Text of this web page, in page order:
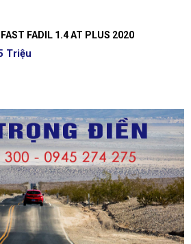
FADIL 1.4 AT PLUS 2020
Triệu